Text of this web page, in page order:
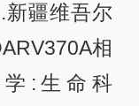
疆维吾尔
相
:生命科